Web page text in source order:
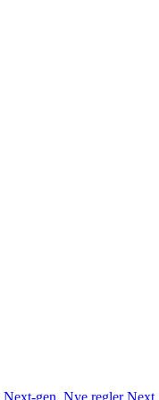
Next-gen, Nye regler Next